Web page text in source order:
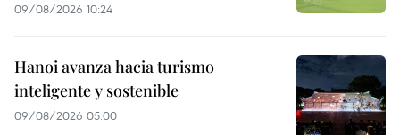
09/08/2026 10:24
Hanoi avanza hacia turismo
inteligente y sostenible
09/08/2026 05:00